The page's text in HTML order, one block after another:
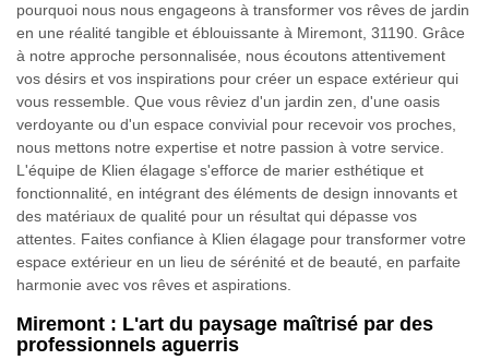
pourquoi nous nous engageons à transformer vos rêves de jardin
en une réalité tangible et éblouissante à Miremont, 31190. Grâce
à notre approche personnalisée, nous écoutons attentivement
vos désirs et vos inspirations pour créer un espace extérieur qui
vous ressemble. Que vous rêviez d'un jardin zen, d'une oasis
verdoyante ou d'un espace convivial pour recevoir vos proches,
nous mettons notre expertise et notre passion à votre service.
L'équipe de Klien élagage s'efforce de marier esthétique et
fonctionnalité, en intégrant des éléments de design innovants et
des matériaux de qualité pour un résultat qui dépasse vos
attentes. Faites confiance à Klien élagage pour transformer votre
espace extérieur en un lieu de sérénité et de beauté, en parfaite
harmonie avec vos rêves et aspirations.
Miremont : L'art du paysage maîtrisé par des
professionnels aguerris